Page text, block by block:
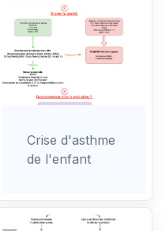
Crise d'asthme
de l'enfant